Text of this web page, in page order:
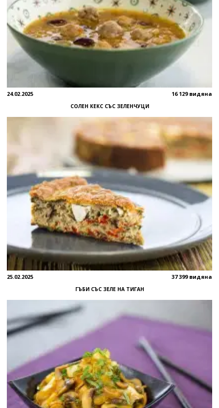
24.02.2025 16 129 видяна
СОЛЕН КЕКС СЪС ЗЕЛЕНЧУЦИ
25.02.2025 37 399 видяна
ГЪБИ СЪС ЗЕЛЕ НА ТИГАН